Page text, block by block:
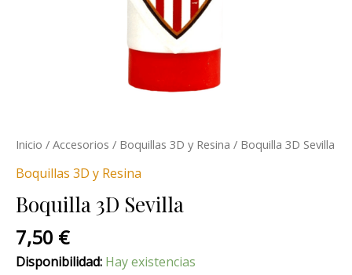
Inicio / Accesorios / Boquillas 3D y Resina / Boquilla 3D Sevilla
Boquillas 3D y Resina
Boquilla 3D Sevilla
7,50 €
Disponibilidad: Hay existencias